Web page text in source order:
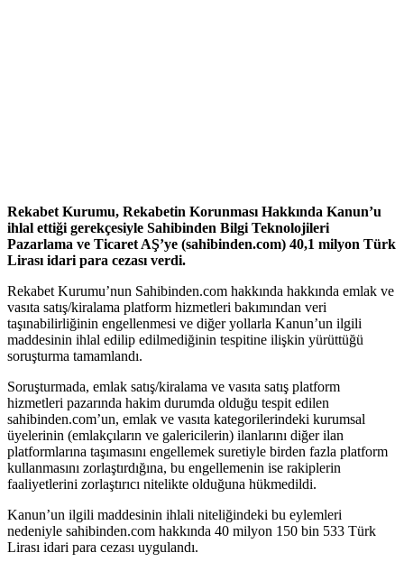
Rekabet Kurumu, Rekabetin Korunması Hakkında Kanun’u
ihlal ettiği gerekçesiyle Sahibinden Bilgi Teknolojileri
Pazarlama ve Ticaret AŞ’ye (sahibinden.com) 40,1 milyon Türk
Lirası idari para cezası verdi.
Rekabet Kurumu’nun Sahibinden.com hakkında hakkında emlak ve
vasıta satış/kiralama platform hizmetleri bakımından veri
taşınabilirliğinin engellenmesi ve diğer yollarla Kanun’un ilgili
maddesinin ihlal edilip edilmediğinin tespitine ilişkin yürüttüğü
soruşturma tamamlandı.
Soruşturmada, emlak satış/kiralama ve vasıta satış platform
hizmetleri pazarında hakim durumda olduğu tespit edilen
sahibinden.com’un, emlak ve vasıta kategorilerindeki kurumsal
üyelerinin (emlakçıların ve galericilerin) ilanlarını diğer ilan
platformlarına taşımasını engellemek suretiyle birden fazla platform
kullanmasını zorlaştırdığına, bu engellemenin ise rakiplerin
faaliyetlerini zorlaştırıcı nitelikte olduğuna hükmedildi.
Kanun’un ilgili maddesinin ihlali niteliğindeki bu eylemleri
nedeniyle sahibinden.com hakkında 40 milyon 150 bin 533 Türk
Lirası idari para cezası uygulandı.